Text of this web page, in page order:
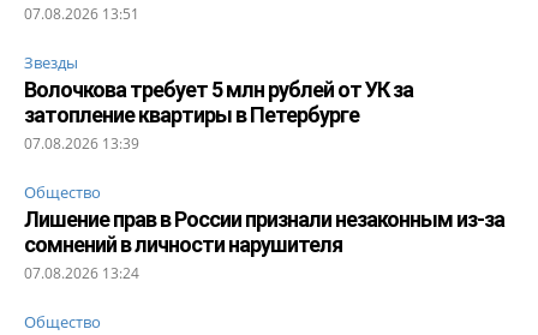
07.08.2026 13:51
Звезды
Волочкова требует 5 млн рублей от УК за
затопление квартиры в Петербурге
07.08.2026 13:39
Общество
Лишение прав в России признали незаконным из-за
сомнений в личности нарушителя
07.08.2026 13:24
Общество